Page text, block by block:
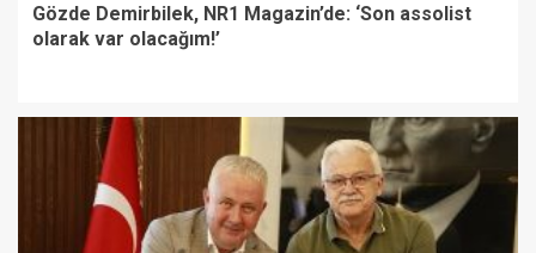
Gözde Demirbilek, NR1 Magazin’de: ‘Son assolist
olarak var olacağım!’